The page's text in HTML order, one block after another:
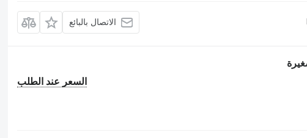
الاتصال بالبائع
السعر عند الطلب